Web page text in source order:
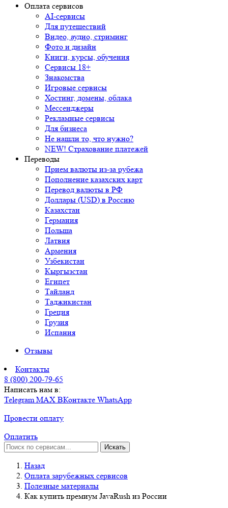
Оплата сервисов
AI-сервисы
Для путешествий
Видео, аудио, стриминг
Фото и дизайн
Книги, курсы, обучения
Сервисы 18+
Знакомства
Игровые сервисы
Хостинг, домены, облака
Мессенджеры
Рекламные сервисы
Для бизнеса
Не нашли то, что нужно?
NEW! Страхование платежей
Переводы
Прием валюты из-за рубежа
Пополнение казахских карт
Перевод валюты в РФ
Доллары (USD) в Россию
Казахстан
Германия
Польша
Латвия
Армения
Узбекистан
Кыргызстан
Египет
Тайланд
Таджикистан
Греция
Грузия
Испания
Отзывы
Контакты
8 (800) 200-79-65
Написать нам в:
TelegramMAX ВКонтакте WhatsApp
Провести оплату
Оплатить
Искать
Назад
Оплата зарубежных сервисов
Полезные материалы
Как купить премиум JavaRush из России